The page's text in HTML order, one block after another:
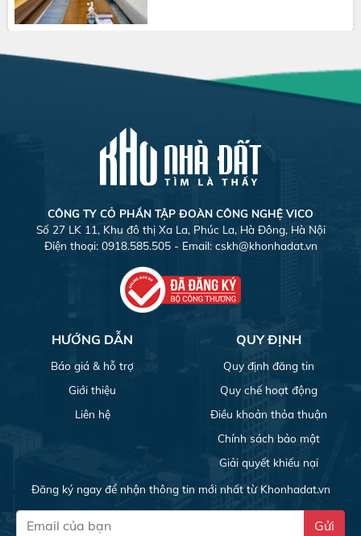
CÔNG TY CỎ PHẦN TẬP ĐOÀN CÔNG NGHỆ VICO
Số 27 LK 11, Khu đô thị Xa La, Phúc La, Hà Đông, Hà Nội
Điện thoại: 0918.585.505 - Email: cskh@khonhadat.vn
HƯỚNG DẪN
Báo giá & hỗ trợ
Giới thiệu
Liên hệ
QUY ĐỊNH
Quy định đăng tin
Quy chế hoạt động
Điều khoản thỏa thuận
Chính sách bảo mật
Giải quyết khiếu nại
Đăng ký ngay để nhận thông tin mới nhất từ Khonhadat.vn
Gửi